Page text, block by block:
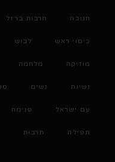
חנוכה חרבות ברזל
כיסוי ראש לבוש
מוזיקה מלחמה
נשיות נשים
עם ישראל פנימה
תפילה תרבות